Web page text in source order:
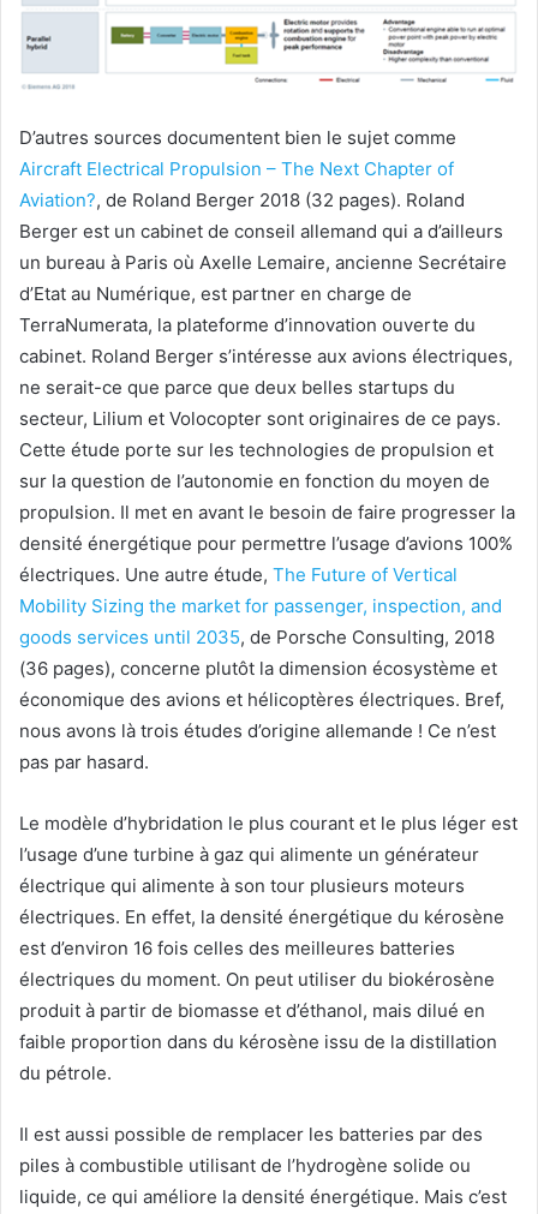
D’autres sources documentent bien le sujet comme
Aircraft Electrical Propulsion – The Next Chapter of
Aviation?, de Roland Berger 2018 (32 pages). Roland
Berger est un cabinet de conseil allemand qui a d’ailleurs
un bureau à Paris où Axelle Lemaire, ancienne Secrétaire
d’Etat au Numérique, est partner en charge de
TerraNumerata, la plateforme d’innovation ouverte du
cabinet. Roland Berger s’intéresse aux avions électriques,
ne serait-ce que parce que deux belles startups du
secteur, Lilium et Volocopter sont originaires de ce pays.
Cette étude porte sur les technologies de propulsion et
sur la question de l’autonomie en fonction du moyen de
propulsion. Il met en avant le besoin de faire progresser la
densité énergétique pour permettre l’usage d’avions 100%
électriques. Une autre étude, The Future of Vertical
Mobility Sizing the market for passenger, inspection, and
goods services until 2035, de Porsche Consulting, 2018
(36 pages), concerne plutôt la dimension écosystème et
économique des avions et hélicoptères électriques. Bref,
nous avons là trois études d’origine allemande ! Ce n’est
pas par hasard.
Le modèle d’hybridation le plus courant et le plus léger est
l’usage d’une turbine à gaz qui alimente un générateur
électrique qui alimente à son tour plusieurs moteurs
électriques. En effet, la densité énergétique du kérosène
est d’environ 16 fois celles des meilleures batteries
électriques du moment. On peut utiliser du biokérosène
produit à partir de biomasse et d’éthanol, mais dilué en
faible proportion dans du kérosène issu de la distillation
du pétrole.
Il est aussi possible de remplacer les batteries par des
piles à combustible utilisant de l’hydrogène solide ou
liquide, ce qui améliore la densité énergétique. Mais c’est